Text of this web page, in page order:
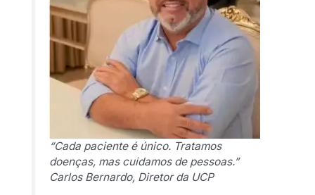
“Cada paciente é único. Tratamos
doenças, mas cuidamos de pessoas.”
Carlos Bernardo, Diretor da UCP